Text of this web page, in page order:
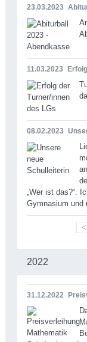
23.03.2023
11.03.2023
08.02.2023
„Wer ist das?“.
Gymnasium und
<
2022
31.12.2022